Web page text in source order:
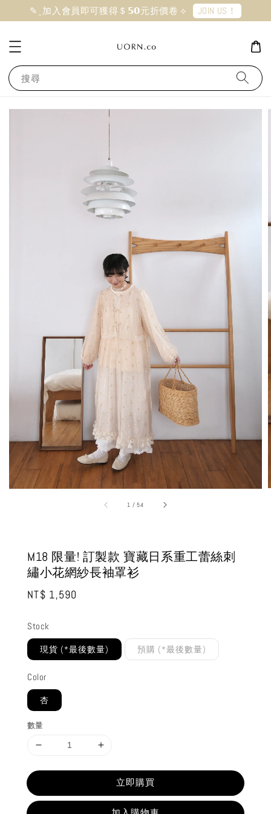
✎ ̼ 加入會員即可獲得＄𝟱𝟬元折價卷 ⟡ JOIN US！
搜尋
1 /54
M18 限量! 訂製款 寶藏日系重工蕾絲刺
繡小花網紗長袖罩衫
Regular
NT$ 1,590
Stock
現貨 (*最後數量) 預購 (*最後數量)
Color
杏
數量
立即購買